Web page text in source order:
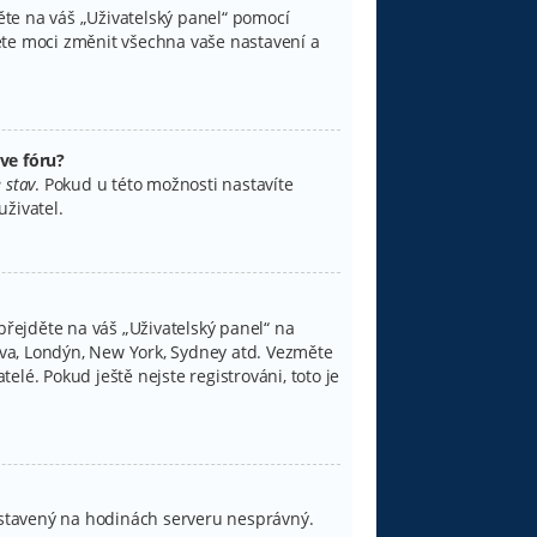
na váš „Uživatelský panel“ pomocí
moci změnit všechna vaše nastavení a
fóru?
stav. Pokud u této možnosti nastavíte
na váš „Uživatelský panel“ na
Londýn, New York, Sydney atd. Vezměte
Pokud ještě nejste registrováni, toto je
na hodinách serveru nesprávný.